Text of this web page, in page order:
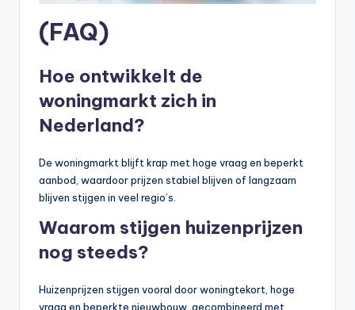
(FAQ)
Hoe ontwikkelt de
woningmarkt zich in
Nederland?
De woningmarkt blijft krap met hoge vraag en beperkt
aanbod, waardoor prijzen stabiel blijven of langzaam
blijven stijgen in veel regio’s.
Waarom stijgen huizenprijzen
nog steeds?
Huizenprijzen stijgen vooral door woningtekort, hoge
vraag en beperkte nieuwbouw, gecombineerd met